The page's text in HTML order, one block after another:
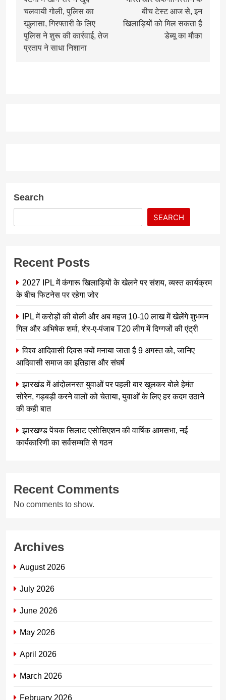
navigation
चलवायी गोली, पुलिस का
खुलासा, गिरफ्तारी के लिए
पुलिस ने शुरू की कार्रवाई, तेज
प्रताप ने साधा निशाना
बीच टेस्ट आज से, इन
खिलाड़ियों को मिल सकता है
डेब्यू का मौका
Search
SEARCH
Recent Posts
2027 IPL में कंगारू खिलाड़ियों के खेलने पर संशय, व्यस्त कार्यक्रम
के बीच फिटनेस पर रहेगा जोर
IPL में करोड़ों की बोली और अब महज 10-10 लाख में खेलेंगे शुभमन
गिल और अभिषेक शर्मा, शेर-ए-पंजाब T20 लीग में दिग्गजों की एंट्री
विश्व आदिवासी दिवस क्यों मनाया जाता है 9 अगस्त को, जानिए
आदिवासी समाज का इतिहास और संघर्ष
झारखंड में आंदोलनरत युवाओं पर पहली बार खुलकर बोले हेमंत
सोरेन, गड़बड़ी करने वालों को चेताया, युवाओं के लिए हर कदम उठाने
की कही बात
झारखण्ड पेंचक सिलाट एसोसिएशन की वार्षिक आमसभा, नई
कार्यकारिणी का सर्वसम्मति से गठन
Recent Comments
No comments to show.
Archives
August 2026
July 2026
June 2026
May 2026
April 2026
March 2026
February 2026